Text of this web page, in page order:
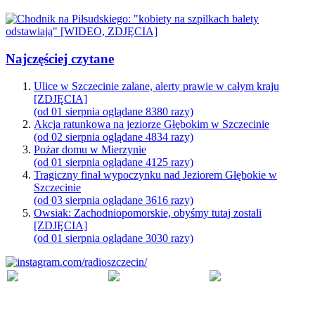
Najczęściej czytane
Ulice w Szczecinie zalane, alerty prawie w całym kraju
[ZDJĘCIA]
(od 01 sierpnia oglądane 8380 razy)
Akcja ratunkowa na jeziorze Głębokim w Szczecinie
(od 02 sierpnia oglądane 4834 razy)
Pożar domu w Mierzynie
(od 01 sierpnia oglądane 4125 razy)
Tragiczny finał wypoczynku nad Jeziorem Głębokie w
Szczecinie
(od 03 sierpnia oglądane 3616 razy)
Owsiak: Zachodniopomorskie, obyśmy tutaj zostali
[ZDJĘCIA]
(od 01 sierpnia oglądane 3030 razy)